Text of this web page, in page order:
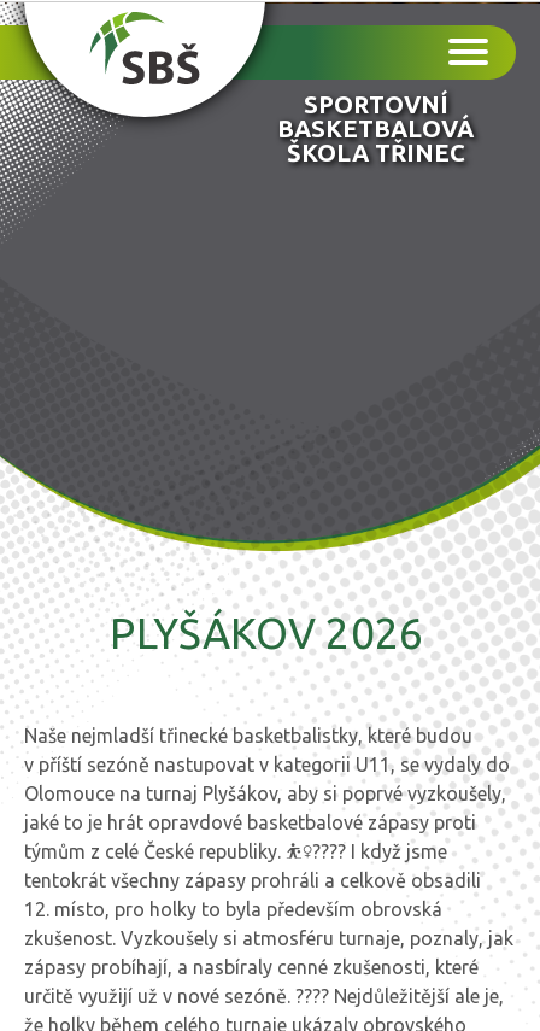
SPORTOVNÍ
BASKETBALOVÁ
ŠKOLA TŘINEC
PLYŠÁKOV 2026
Naše nejmladší třinecké basketbalistky, které budou
v příští sezóně nastupovat v kategorii U11, se vydaly do
Olomouce na turnaj Plyšákov, aby si poprvé vyzkoušely,
jaké to je hrát opravdové basketbalové zápasy proti
týmům z celé České republiky. ⛹️‍♀️???? I když jsme
tentokrát všechny zápasy prohráli a celkově obsadili
12. místo, pro holky to byla především obrovská
zkušenost. Vyzkoušely si atmosféru turnaje, poznaly, jak
zápasy probíhají, a nasbíraly cenné zkušenosti, které
určitě využijí už v nové sezóně. ???? Nejdůležitější ale je,
že holky během celého turnaje ukázaly obrovského